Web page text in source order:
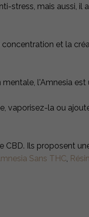
stress, mais aussi, il
concentration et la
l'Amnesia est
vaporisez-la ou
Ils proposent
Sans THC